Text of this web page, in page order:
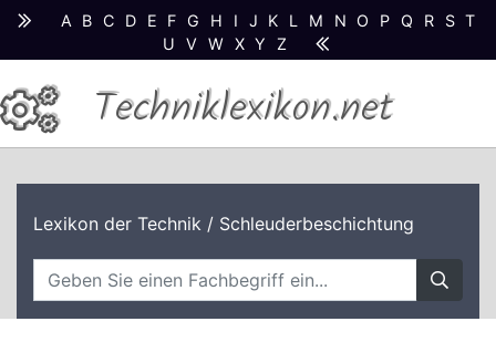
A B C D E F G H I J K L M N O P Q R S T
U
V W X Y Z
Techniklexikon.net
Lexikon der Technik / Schleuderbeschichtung